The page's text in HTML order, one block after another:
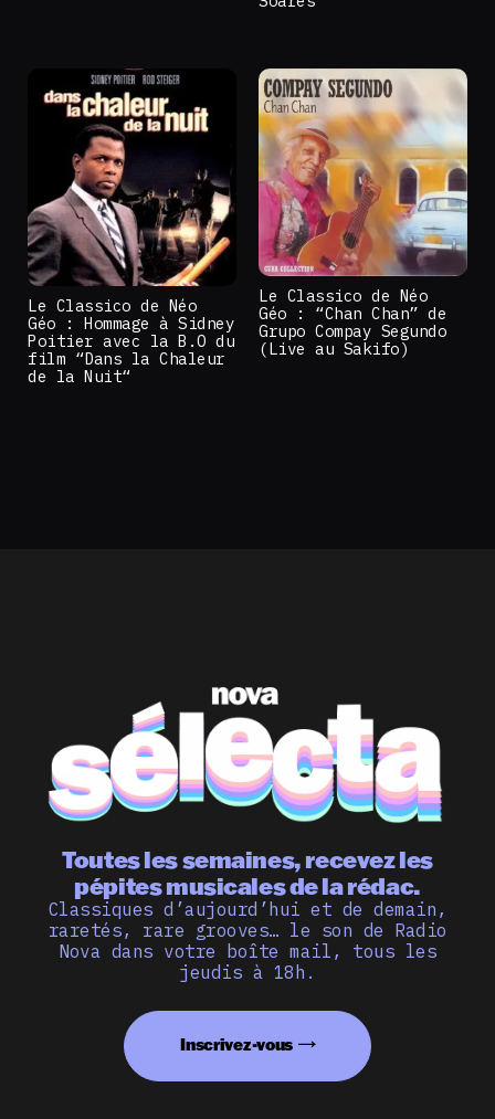
Le Classico de Néo
Géo : Hommage à Sidney
Poitier avec la B.O du
film “Dans la Chaleur
de la Nuit“
Le Classico de Néo
Géo : “Chan Chan” de
Grupo Compay Segundo
(Live au Sakifo)
Toutes les semaines, recevez les
pépites musicales de la rédac.
Classiques d’aujourd’hui et de demain,
raretés, rare grooves… le son de Radio
Nova dans votre boîte mail, tous les
jeudis à 18h.
Inscrivez-vous